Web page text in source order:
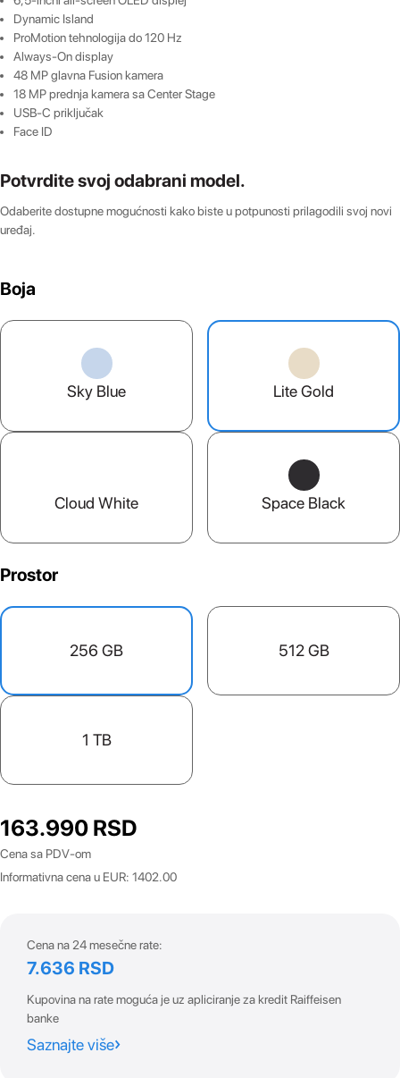
Dynamic Island
ProMotion tehnologija do 120 Hz
Always-On display
48 MP glavna Fusion kamera
18 MP prednja kamera sa Center Stage
USB-C priključak
Face ID
Potvrdite svoj odabrani model.
Odaberite dostupne mogućnosti kako biste u potpunosti prilagodili svoj novi
uređaj.
Boja
Sky Blue Lite Gold
Cloud White Space Black
Prostor
256 GB 512 GB
1 TB
163.990 RSD
Cena sa PDV-om
Informativna cena u EUR: 1402.00
Cena na 24 mesečne rate:
7.636 RSD
Kupovina na rate moguća je uz apliciranje za kredit Raiffeisen
banke
Saznajte više